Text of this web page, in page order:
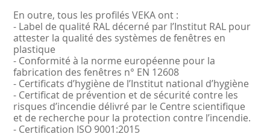
En outre, tous les profilés VEKA ont :
- Label de qualité RAL décerné par l’Institut RAL pour
attester la qualité des systèmes de fenêtres en
plastique
- Conformité à la norme européenne pour la
fabrication des fenêtres n° EN 12608
- Certificats d’hygiène de l’Institut national d’hygiène
- Certificat de prévention et de sécurité contre les
risques d’incendie délivré par le Centre scientifique
et de recherche pour la protection contre l’incendie.
- Certification ISO 9001:2015